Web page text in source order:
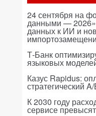
24 сентября на
данными — 2026»
данных к ИИ и
Т-Банк
языковых
Казус Rapidus:
стратегический
К 2030 году
сервисе